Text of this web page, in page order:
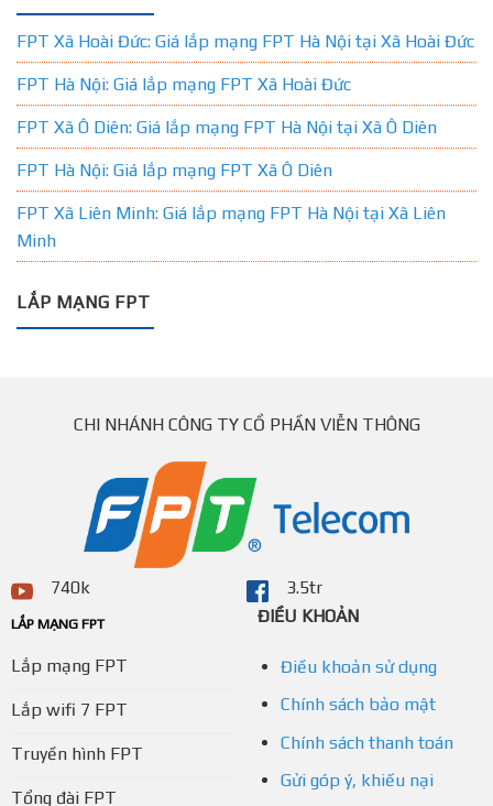
FPT Xã Hoài Đức: Giá lắp mạng FPT Hà Nội tại Xã Hoài Đức
FPT Hà Nội: Giá lắp mạng FPT Xã Hoài Đức
FPT Xã Ô Diên: Giá lắp mạng FPT Hà Nội tại Xã Ô Diên
FPT Hà Nội: Giá lắp mạng FPT Xã Ô Diên
FPT Xã Liên Minh: Giá lắp mạng FPT Hà Nội tại Xã Liên
Minh
LẮP MẠNG FPT
CHI NHÁNH CÔNG TY CỔ PHẦN VIỄN THÔNG
740k 3.5tr
LẮP MẠNG FPT
Lắp mạng FPT
Lắp wifi 7 FPT
Truyền hình FPT
Tổng đài FPT
ĐIỀU KHOẢN
Điều khoản sử dụng
Chính sách bảo mật
Chính sách thanh toán
Gửi góp ý, khiếu nại